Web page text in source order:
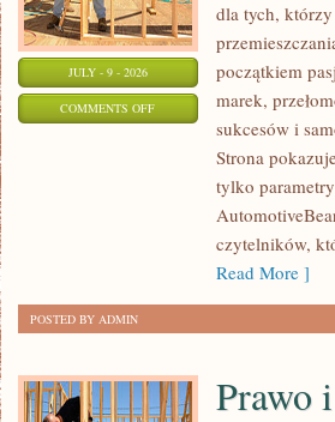
JULY - 9 - 2026
COMMENTS OFFON
WYDARZENIA
SPOTKANIA
KLASYKÓW
dla tych, którzy
początkiem
marek,
sukcesów i
Strona
tylko
czytelników,
Read More ]
POSTED BY ADMIN
Prawo